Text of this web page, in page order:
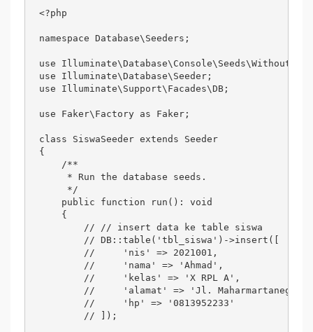
<?php
namespace Database\Seeders;
use
use Illuminate\Database\Seeder;
use Illuminate\Support\Facades\DB;
use Faker\Factory as Faker;
class SiswaSeeder extends Seeder
{
    /**
     * Run the database seeds.
     */
    public function run(): void
    {
        // // insert data ke table siswa
        // DB::table('tbl_siswa')->insert([
        //     'nis' => 2021001,
        //     'nama' => 'Ahmad',
        //     'kelas' => 'X RPL A',
//     'alamat' => 'Jl.
        //     'hp' => '0813952233'
        // ]);